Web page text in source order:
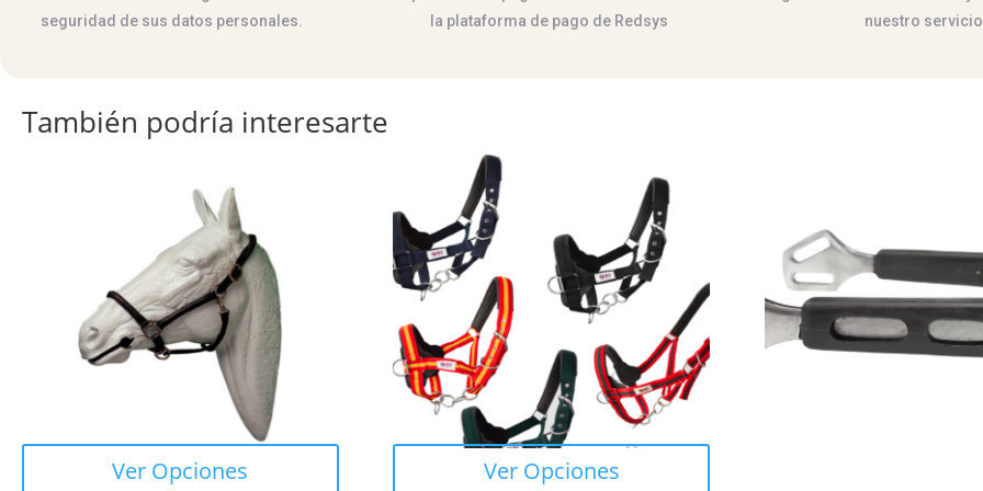
seguridad de sus datos personales.
la plataforma de pago de Redsys
nuestro
También podría interesarte
Ver Opciones
opciones
en
Ver Opciones
tiene
múltiples
variantes.
opciones
se
pueden
en